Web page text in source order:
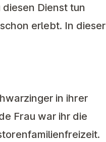
Dienst tun
erlebt. In dieser
in ihrer
Frau war ihr die